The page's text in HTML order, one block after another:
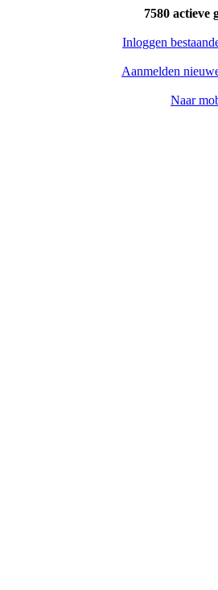
7580 actieve
Inloggen
Aanmelden
Naar